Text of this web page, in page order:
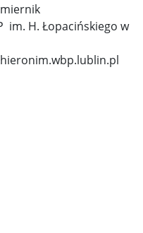
im. H. Łopacińskiego w